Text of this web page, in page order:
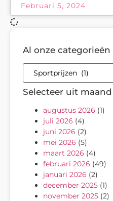
Februari 5, 2024
Al onze categorieën
Selecteer uit maand
augustus 2026 (1)
juli 2026 (4)
juni 2026 (2)
mei 2026 (5)
maart 2026 (4)
februari 2026 (49)
januari 2026 (2)
december 2025 (1)
november 2025 (2)